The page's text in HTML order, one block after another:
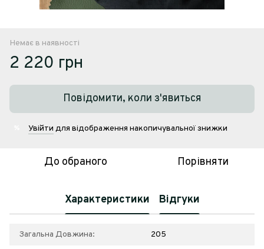
Немає в наявності
2 220 грн
Повідомити, коли з'явиться
Увійти для відображення накопичувальної знижки
До обраного Порівняти
Характеристики Відгуки
Загальна Довжина: 205